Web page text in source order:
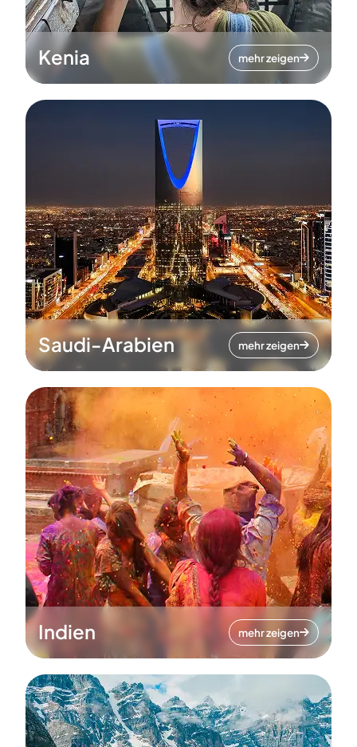
Kenia mehr zeigen
Saudi-Arabien mehr zeigen
Indien mehr zeigen